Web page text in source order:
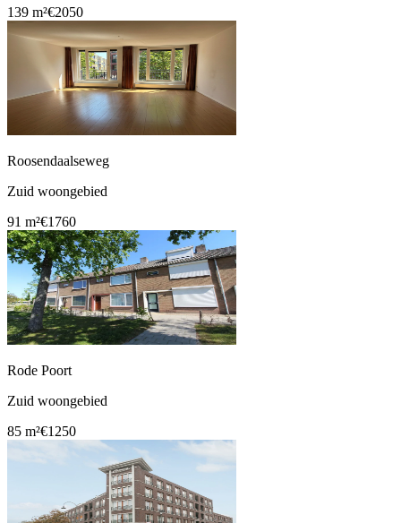
139 m²€2050
Roosendaalseweg
Zuid woongebied
91 m²€1760
Rode Poort
Zuid woongebied
85 m²€1250